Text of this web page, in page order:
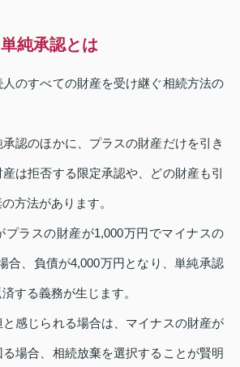
純承認とは
のすべての財産を受け継ぐ相続方法の
認のほかに、プラスの財産だけを引き
は拒否する限定承認や、どの財産も引
方法があります。
プラスの財産が1,000万円でマイナスの
合、負債が4,000万円となり、単純承認
する義務が生じます。
感じられる場合は、マイナスの財産が
場合、相続放棄を選択することが賢明